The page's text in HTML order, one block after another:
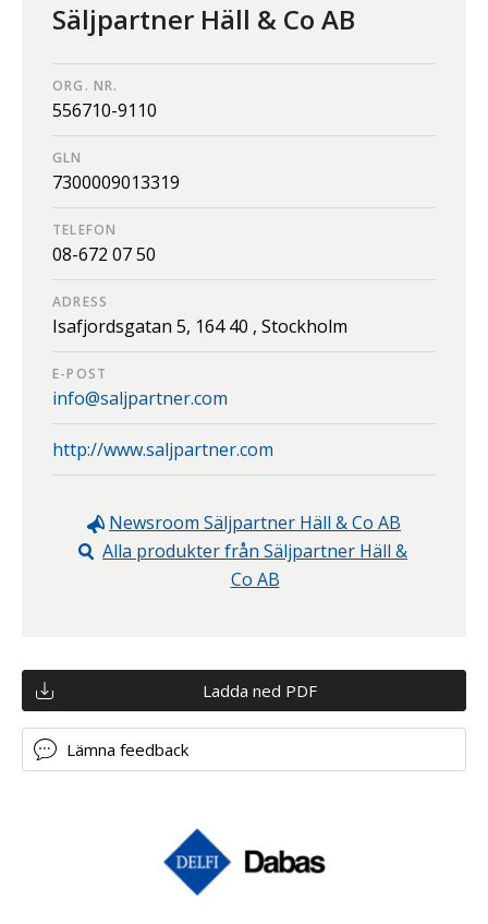
Säljpartner Häll & Co AB
ORG. NR.
556710-9110
GLN
7300009013319
TELEFON
08-672 07 50
ADRESS
Isafjordsgatan 5, 164 40 , Stockholm
E-POST
info@saljpartner.com
http://www.saljpartner.com
Newsroom Säljpartner Häll & Co AB
Alla produkter från Säljpartner Häll &
Co AB
Ladda ned PDF
Lämna feedback